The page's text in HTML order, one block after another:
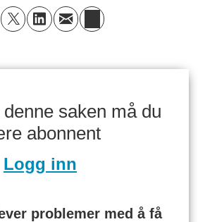
saken må du
abonnent
Logg inn
problemer med å få